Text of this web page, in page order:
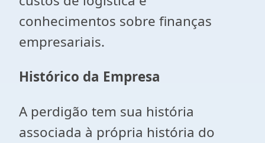
conhecimentos sobre finanças
empresariais.
Histórico da Empresa
A perdigão tem sua história
associada à própria história do